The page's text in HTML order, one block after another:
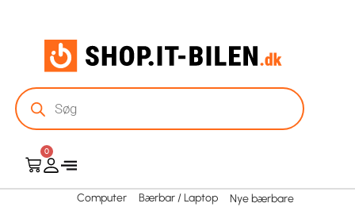
0
Computer Bærbar / Laptop Nye bærbare